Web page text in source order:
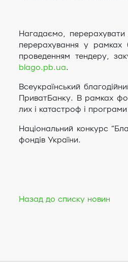
Нагадаємо,
перерахування у рамках
проведенням тендеру,
blago.pb.ua.
Всеукраїнський
ПриватБанку. В рамках
лих і катастроф і
Національний конкурс
фондів України.
Назад до списку новин